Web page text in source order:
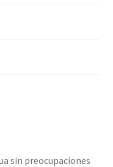
sin preocupaciones